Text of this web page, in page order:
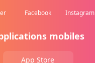
Facebook Instagram
mobiles
App Store